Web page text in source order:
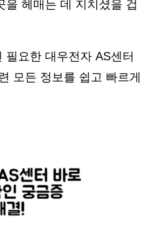
을 헤매는 데 지치셨을 겁
요한 대우전자 AS센터
모든 정보를 쉽고 빠르게